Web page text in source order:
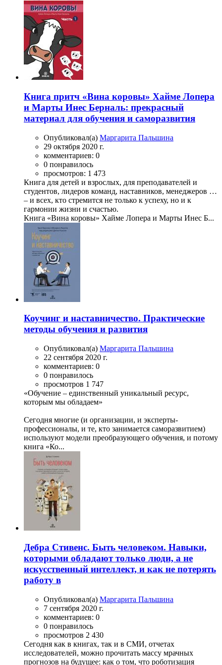
Книга притч «Вина коровы» Хайме Лопера
и Марты Инес Берналь: прекрасный
материал для обучения и саморазвития
Опубликовал(а) Маргарита Пальшина
29 октября 2020 г.
комментариев: 0
0 понравилось
просмотров: 1 473
Книга для детей и взрослых, для преподавателей и
студентов, лидеров команд, наставников, менеджеров …
– и всех, кто стремится не только к успеху, но и к
гармонии жизни и счастью.
Книга «Вина коровы» Хайме Лопера и Марты Инес Б...
Коучинг и наставничество. Практические
методы обучения и развития
Опубликовал(а) Маргарита Пальшина
22 сентября 2020 г.
комментариев: 0
0 понравилось
просмотров 1 747
«Обучение – единственный уникальный ресурс,
которым мы обладаем»
Сегодня многие (и организации, и эксперты-
профессионалы, и те, кто занимается саморазвитием)
используют модели преобразующего обучения, и потому
книга «Ко...
Дебра Стивенс. Быть человеком. Навыки,
которыми обладают только люди, а не
искусственный интеллект, и как не потерять
работу в
Опубликовал(а) Маргарита Пальшина
7 сентября 2020 г.
комментариев: 0
0 понравилось
просмотров 2 430
Сегодня как в книгах, так и в СМИ, отчетах
исследователей, можно прочитать массу мрачных
прогнозов на будущее: как о том, что роботизация